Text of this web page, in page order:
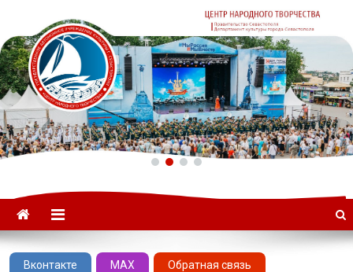
ГАУК «ЦНТ» –
Севастопольский Центр
народного творчества
Вконтакте MAX Обратная связь